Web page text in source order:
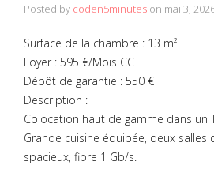
Posted by coden5minutes on mai 3,
Surface de la chambre : 13 m²
Loyer : 595 €/Mois CC
Dépôt de garantie : 550 €
Description :
Colocation haut de gamme dans un
Grande cuisine équipée, deux salles
spacieux, fibre 1 Gb/s.